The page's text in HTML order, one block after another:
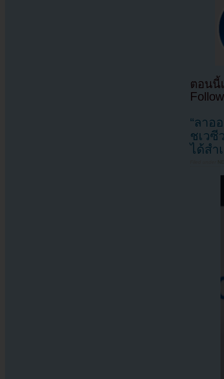
ตอนนี้
“ลาอ
ชเว
ได้สำ